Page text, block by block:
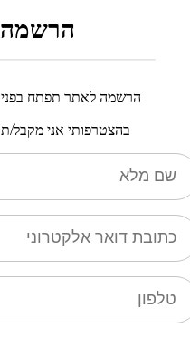
הרשמה
הרשמה לאתר תפתח בפניך
בהצטרפותי אני מקבל/